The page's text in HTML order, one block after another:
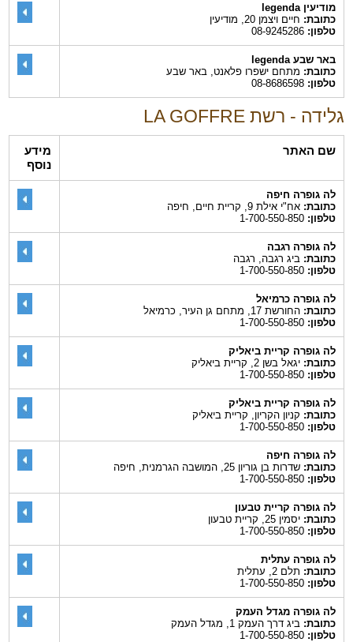
מודיעין legenda
כתובת:חיים ויצמן 20, מודיעין
טלפון:08-9245286
באר שבע legenda
כתובת:מתחם ישפרו פלאנט, באר שבע
טלפון:08-8686598
גלידה - רשת LA GOFFRE
שם האתר
מידע
נוסף
לה גופרה חיפה
כתובת:אח"י אילת 9, קריית חיים, חיפה
טלפון:1-700-550-850
לה גופרה רגבה
כתובת:ביג רגבה, רגבה
טלפון:1-700-550-850
לה גופרה כרמיאל
כתובת:החורשת 17, מתחם גן העיר, כרמיאל
טלפון:1-700-550-850
לה גופרה קריית ביאליק
כתובת:יגאל בשן 2, קריית ביאליק
טלפון:1-700-550-850
לה גופרה קריית ביאליק
כתובת:קניון הקריון, קריית ביאליק
טלפון:1-700-550-850
לה גופרה חיפה
כתובת:שדרות בן גוריון 25, המושבה הגרמנית, חיפה
טלפון:1-700-550-850
לה גופרה קריית טבעון
כתובת:יסמין 25, קריית טבעון
טלפון:1-700-550-850
לה גופרה עתלית
כתובת:תלם 2, עתלית
טלפון:1-700-550-850
לה גופרה מגדל העמק
כתובת:ביג דרך העמק 1, מגדל העמק
טלפון:1-700-550-850